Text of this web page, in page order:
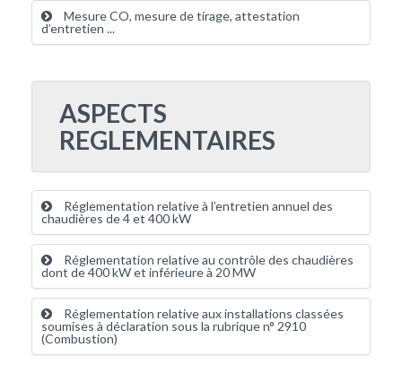
Mesure CO, mesure de tirage, attestation
d’entretien ...
ASPECTS
REGLEMENTAIRES
Réglementation relative à l’entretien annuel des
chaudières de 4 et 400 kW
Réglementation relative au contrôle des chaudières
dont de 400 kW et inférieure à 20 MW
Réglementation relative aux installations classées
soumises à déclaration sous la rubrique n° 2910
(Combustion)